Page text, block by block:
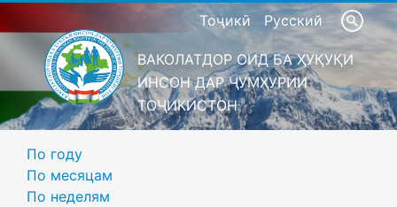
Тоҷикӣ Русский
ВАКОЛАТДОР ОИД БА ҲУҚУҚИ
ИНСОН ДАР ҶУМҲУРИИ
ТОҶИКИСТОН
По году
По месяцам
По неделям